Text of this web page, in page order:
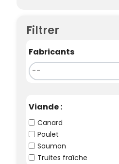
Filtrer
Fabricants
Viande :
Canard
Poulet
Saumon
Truites fraîche